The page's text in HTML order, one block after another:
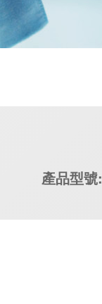
產品型號: